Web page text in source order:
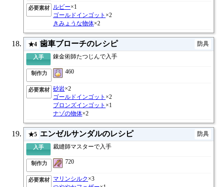
必要素材 ルビー×1
ゴールドインゴット ×2
きみょうな物体×2
★4 歯車ブローチのレシピ 防具
入手 錬金術師たつじんで入手
制作力 460
必要素材 砂岩×2
ゴールドインゴット ×2
ブロンズインゴット ×1
ナゾの物体×2
★5 エンゼルサンダルのレシピ 防具
入手 裁縫師マスターで入手
制作力 720
必要素材 マリンシルク ×3